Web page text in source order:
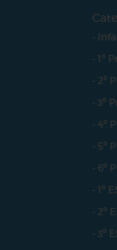
-
- 1º
- 2º
- 3º
- 4º
- 5º
- 6º
- 1º
- 2º
- 3º